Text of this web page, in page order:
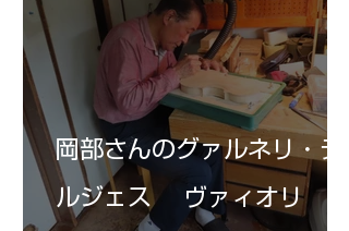
岡部さんのグァルネリ・デ
ルジェス ヴァィオリ